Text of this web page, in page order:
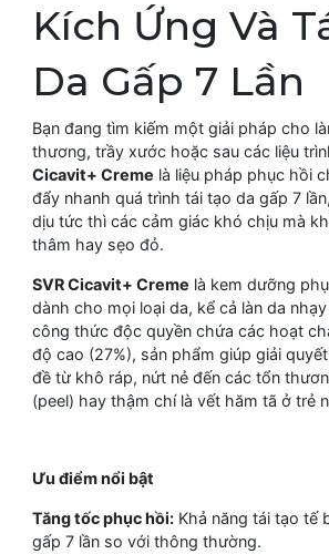
Kích Ứng Và
Da Gấp 7 Lần
Bạn đang tìm kiếm một giải pháp cho
thương, trầy xước hoặc sau các liệu
Cicavit+ Creme là liệu pháp phục hồi
đẩy nhanh quá trình tái tạo da gấp 7
dịu tức thì các cảm giác khó chịu mà
thâm hay sẹo đỏ.
SVR Cicavit+ Creme là kem dưỡng
dành cho mọi loại da, kể cả làn da
công thức độc quyền chứa các hoạt
độ cao (27%), sản phẩm giúp giải
đề từ khô ráp, nứt nẻ đến các tổn
(peel) hay thậm chí là vết hăm tã ở trẻ
Ưu điểm nổi bật
Tăng tốc phục hồi: Khả năng tái tạo tế
gấp 7 lần so với thông thường.